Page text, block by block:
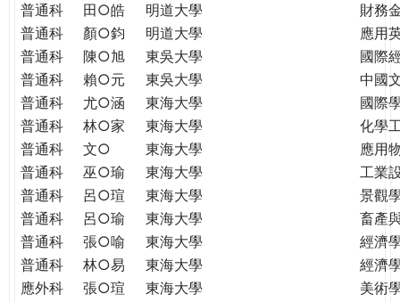
普通科
田○皓 明道大學
財務
普通科
顏○鈞 明道大學
應用
普通科
陳○旭 東吳大學
國際
普通科
賴○元 東吳大學
中國
普通科
尤○涵 東海大學
國際
普通科
林○家 東海大學
化學
普通科
文○ 東海大學
應用
普通科
巫○瑜 東海大學
工業
普通科
呂○瑄 東海大學
景觀
普通科
呂○瑜 東海大學
畜產
普通科
張○喻 東海大學
經濟
普通科
林○易 東海大學
經濟
應外科
張○瑄 東海大學
美術